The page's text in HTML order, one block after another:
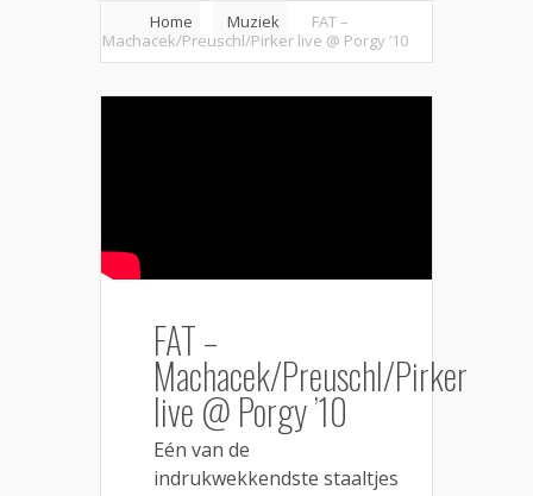
Home Muziek
FAT –
Machacek/Preuschl/Pirker live @ Porgy ’10
FAT –
Machacek/Preuschl/Pirker
live @ Porgy ’10
Eén van de
indrukwekkendste staaltjes